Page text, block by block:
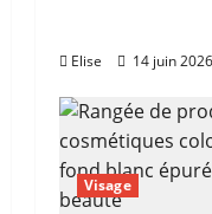
Elise 14 juin 2026
Visage